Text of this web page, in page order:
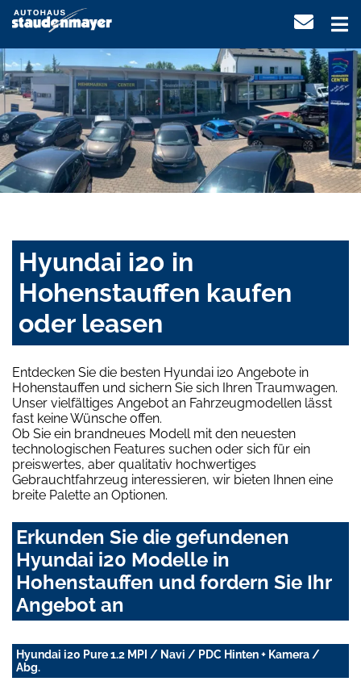
Hyundai i20 in
Hohenstauffen kaufen
oder leasen
Entdecken Sie die besten Hyundai i20 Angebote in
Hohenstauffen und sichern Sie sich Ihren Traumwagen.
Unser vielfältiges Angebot an Fahrzeugmodellen lässt
fast keine Wünsche offen.
Ob Sie ein brandneues Modell mit den neuesten
technologischen Features suchen oder sich für ein
preiswertes, aber qualitativ hochwertiges
Gebrauchtfahrzeug interessieren, wir bieten Ihnen eine
breite Palette an Optionen.
Erkunden Sie die gefundenen
Hyundai i20 Modelle in
Hohenstauffen und fordern Sie Ihr
Angebot an
Hyundai i20 Pure 1.2 MPI / Navi / PDC Hinten + Kamera /
Abg.